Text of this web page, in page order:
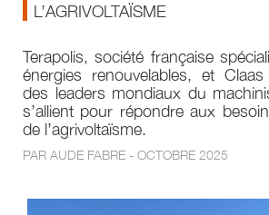
L’AGRIVOLTAÏSME
Terapolis, société française
énergies renouvelables, et
des leaders mondiaux du
s’allient pour répondre aux
de l’agrivoltaïsme.
PAR AUDE FABRE - OCTOBRE 2025